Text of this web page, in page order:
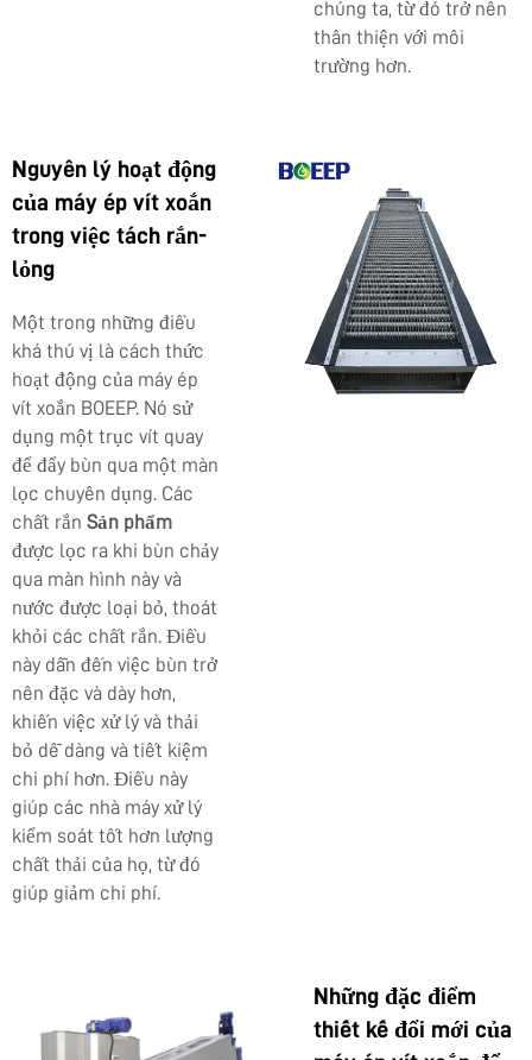
chúng ta, từ đó trở nên
thân thiện với môi
trường hơn.
Nguyên lý hoạt động
của máy ép vít xoắn
trong việc tách rắn-
lỏng
Một trong những điều
khá thú vị là cách thức
hoạt động của máy ép
vít xoắn BOEEP. Nó sử
dụng một trục vít quay
để đẩy bùn qua một màn
lọc chuyên dụng. Các
chất rắn Sản phẩm
được lọc ra khi bùn chảy
qua màn hình này và
nước được loại bỏ, thoát
khỏi các chất rắn. Điều
này dẫn đến việc bùn trở
nên đặc và dày hơn,
khiến việc xử lý và thải
bỏ dễ dàng và tiết kiệm
chi phí hơn. Điều này
giúp các nhà máy xử lý
kiểm soát tốt hơn lượng
chất thải của họ, từ đó
giúp giảm chi phí.
Những đặc điểm
thiết kế đổi mới của